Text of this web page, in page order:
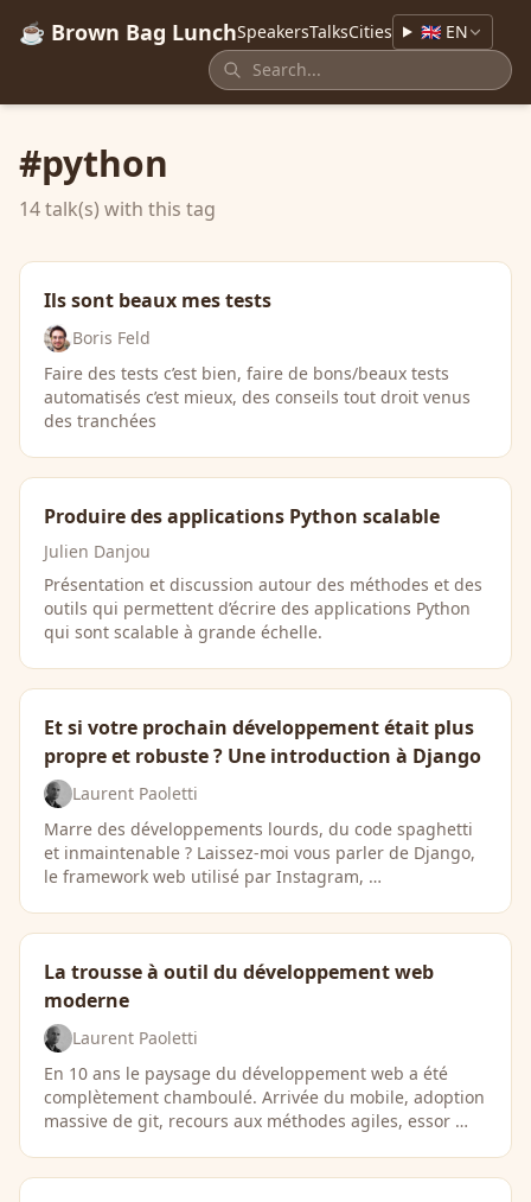
☕ Brown Bag LunchSpeakersTalksCities 🇬🇧 EN
#python
14 talk(s) with this tag
Ils sont beaux mes tests
Boris Feld
Faire des tests c’est bien, faire de bons/beaux tests
automatisés c’est mieux, des conseils tout droit venus
des tranchées
Produire des applications Python scalable
Julien Danjou
Présentation et discussion autour des méthodes et des
outils qui permettent d’écrire des applications Python
qui sont scalable à grande échelle.
Et si votre prochain développement était plus
propre et robuste ? Une introduction à Django
Laurent Paoletti
Marre des développements lourds, du code spaghetti
et inmaintenable ? Laissez-moi vous parler de Django,
le framework web utilisé par Instagram, …
La trousse à outil du développement web
moderne
Laurent Paoletti
En 10 ans le paysage du développement web a été
complètement chamboulé. Arrivée du mobile, adoption
massive de git, recours aux méthodes agiles, essor …